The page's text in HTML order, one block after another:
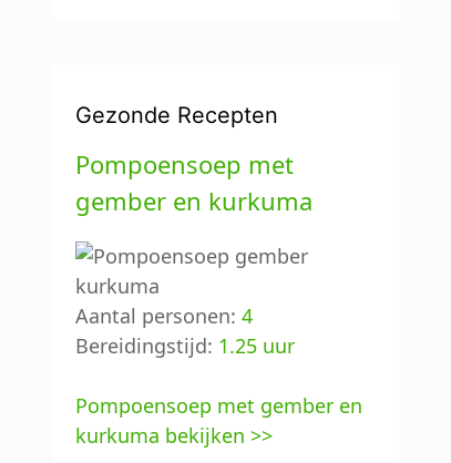
Gezonde Recepten
Pompoensoep met
gember en kurkuma
Aantal personen: 4
Bereidingstijd: 1.25 uur
Pompoensoep met gember en
kurkuma bekijken >>